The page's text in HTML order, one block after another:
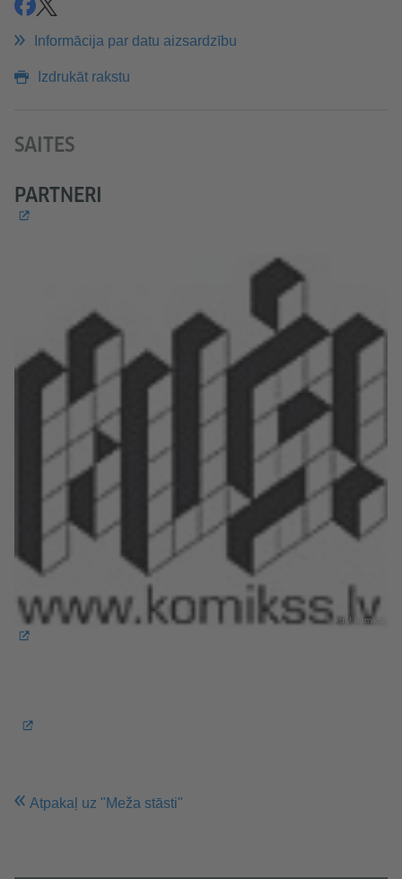
ieteiktieteikt
Informācija par datu aizsardzību
Izdrukāt rakstu
SAITES
PARTNERI
© kuš! komiksi
Atpakaļ uz "Meža stāsti"